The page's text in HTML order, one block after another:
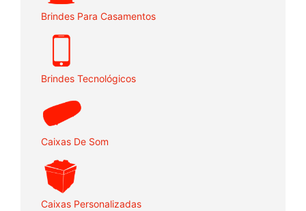
Brindes Para Casamentos
Brindes Tecnológicos
Caixas De Som
Caixas Personalizadas